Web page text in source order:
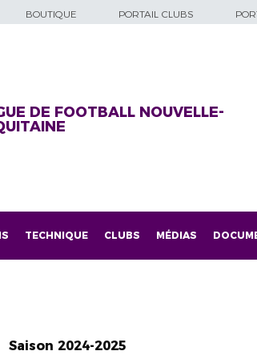
BOUTIQUE PORTAIL CLUBS
DE FOOTBALL NOUVELLE-
TECHNIQUE CLUBS MÉDIAS
Saison 2024-2025